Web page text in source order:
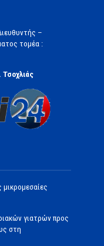
–
τομέα :
γιατρών προς
στη